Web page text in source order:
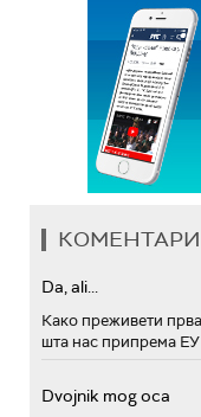
КОМЕНТАРИ
Da, ali...
Како преживети
шта нас припрема ЕУ
Dvojnik mog oca